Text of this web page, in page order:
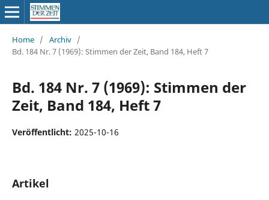
Home / Archiv /
Bd. 184 Nr. 7 (1969): Stimmen der Zeit, Band 184, Heft 7
Bd. 184 Nr. 7 (1969): Stimmen der
Zeit, Band 184, Heft 7
Veröffentlicht: 2025-10-16
Artikel